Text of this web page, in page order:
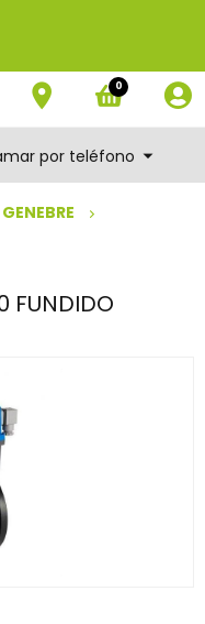
0
por teléfono
GENEBRE
FUNDIDO